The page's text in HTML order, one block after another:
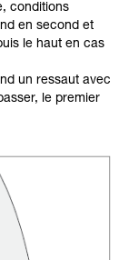
conditions
en second et
le haut en cas
un ressaut avec
le premier